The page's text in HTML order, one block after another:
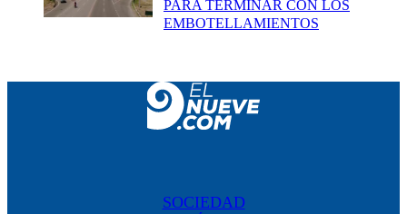
PARA TERMINAR CON LOS
EMBOTELLAMIENTOS
SOCIEDAD